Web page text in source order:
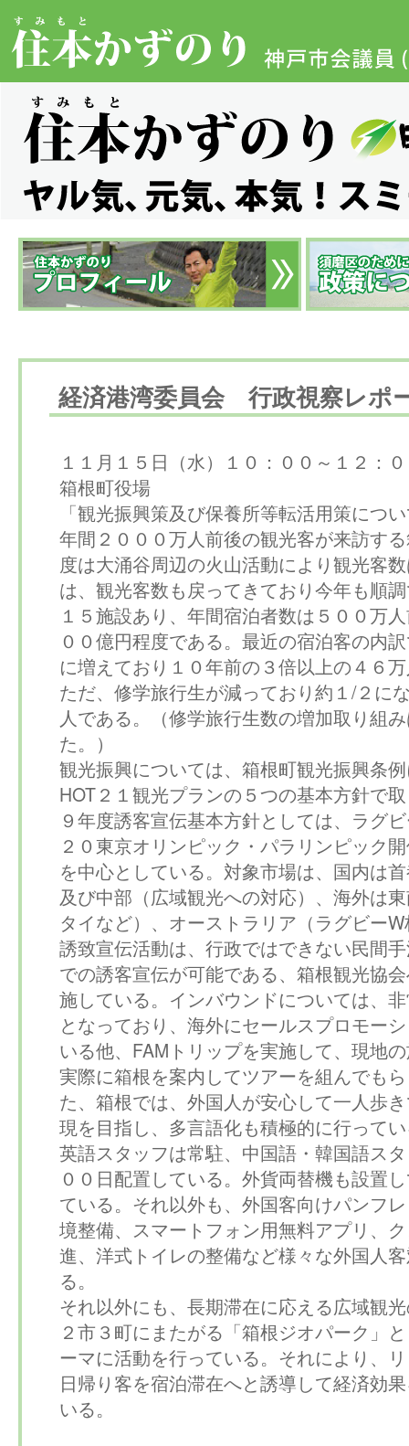
経済港湾委員会 行政視察レポ
１１月１５日（水）１０：００～１２：
箱根町役場
「観光振興策及び保養所等転活用策につ
年間２０００万人前後の観光客が来訪す
度は大涌谷周辺の火山活動により観光客
は、観光客数も戻ってきており今年も順
１５施設あり、年間宿泊者数は５００万
００億円程度である。最近の宿泊客の内
に増えており１０年前の３倍以上の４６
ただ、修学旅行生が減っており約１/２に
人である。（修学旅行生数の増加取り組
た。）
観光振興については、箱根町観光振興条
HOT２１観光プランの５つの基本方針で
９年度誘客宣伝基本方針としては、ラグ
２０東京オリンピック・パラリンピック
を中心としている。対象市場は、国内は
及び中部（広域観光への対応）、海外は
タイなど）、オーストラリア（ラグビー
誘致宣伝活動は、行政ではできない民間
での誘客宣伝が可能である、箱根観光協
施している。インバウンドについては、
となっており、海外にセールスプロモー
いる他、FAMトリップを実施して、現地
実際に箱根を案内してツアーを組んでも
た、箱根では、外国人が安心して一人歩
現を目指し、多言語化も積極的に行って
英語スタッフは常駐、中国語・韓国語ス
００日配置している。外貨両替機も設置
ている。それ以外も、外国客向けパンフ
境整備、スマートフォン用無料アプリ、
進、洋式トイレの整備など様々な外国人
る。
それ以外にも、長期滞在に応える広域観
２市３町にまたがる「箱根ジオパーク」
ーマに活動を行っている。それにより、
日帰り客を宿泊滞在へと誘導して経済効
いる。